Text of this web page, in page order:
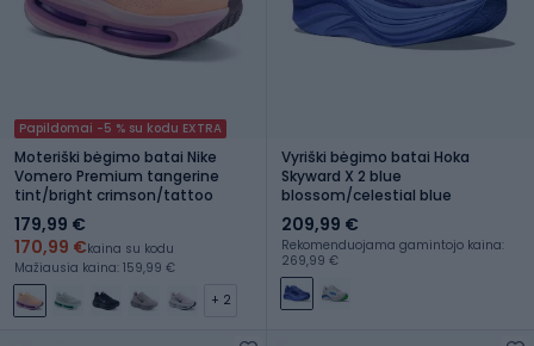
Papildomai -5 % su kodu EXTRA
Moteriški bėgimo batai Nike
Vomero Premium tangerine
tint/bright crimson/tattoo
179,99 €
170,99 €kaina su kodu
Mažiausia kaina: 159,99 €
+ 2
Vyriški bėgimo batai Hoka
Skyward X 2 blue
blossom/celestial blue
209,99 €
Rekomenduojama gamintojo kaina:
269,99 €